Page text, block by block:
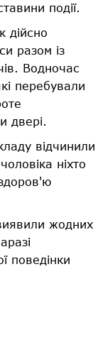
події.
дійсно
разом із
Водночас
перебували
двері.
відчинили
ніхто
жодних
поведінки